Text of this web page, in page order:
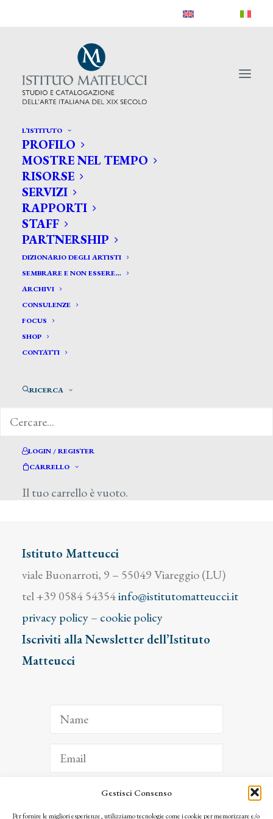
Gestisci Consenso
Per fornire le migliori esperienze, utilizziamo tecnologie come i cookie per memorizzare e/o
L’ISTITUTO
PROFILO
MOSTRE NEL TEMPO
RISORSE
SERVIZI
RAPPORTI
STAFF
PARTNERSHIP
DIZIONARIO DEGLI ARTISTI
SEMBRARE E NON ESSERE…
ARCHIVI
CONSULENZE
FOCUS
SHOP
CONTATTI
RICERCA
LOGIN / REGISTER
CARRELLO
Il tuo carrello è vuoto.
Carrello
Istituto Matteucci
viale Buonarroti, 9 – 55049 Viareggio (LU)
tel +39 0584 54354info@istitutomatteucci.it
privacy policy– cookie policy
Iscriviti alla Newsletter dell’Istituto
Matteucci
ISCRIVITI